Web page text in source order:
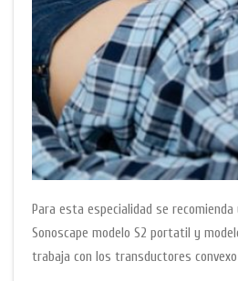
Para esta especialidad se recomienda
Sonoscape modelo S2 portatil y
trabaja con los transductores